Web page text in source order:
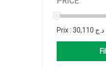
Prix : د.ج 30,110